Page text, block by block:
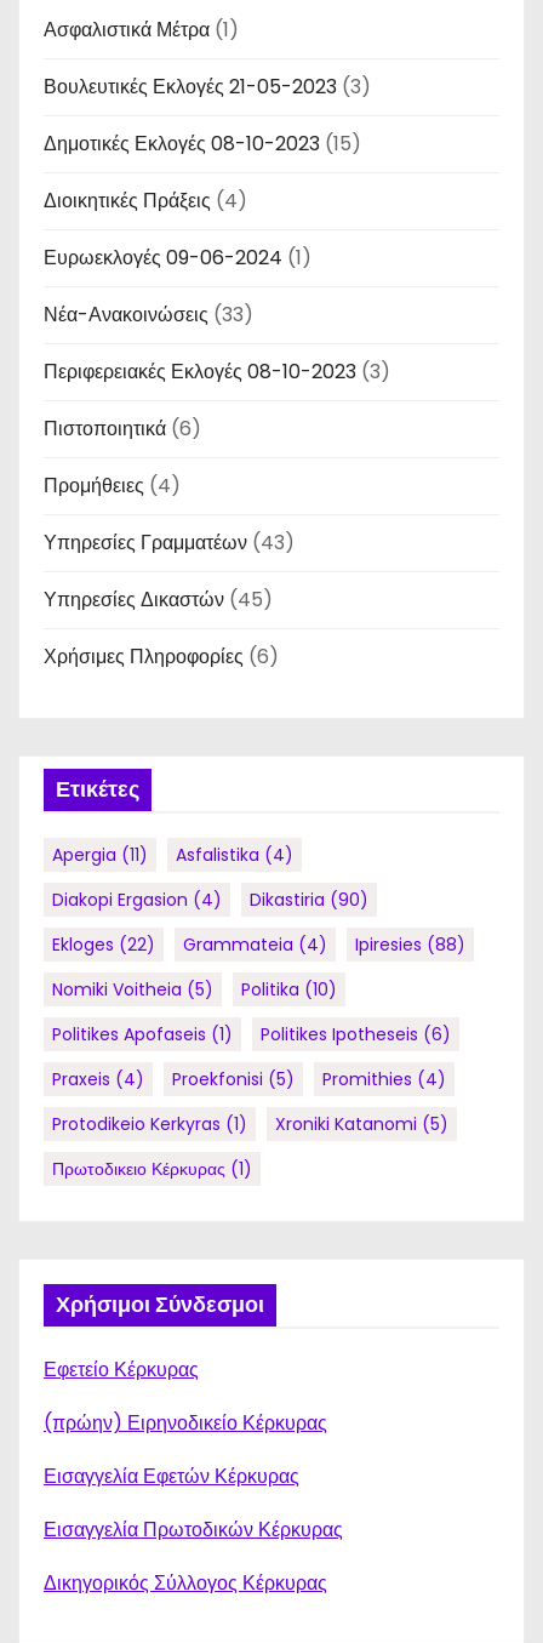
Ασφαλιστικά Μέτρα (1)
Βουλευτικές Εκλογές 21-05-2023 (3)
Δημοτικές Εκλογές 08-10-2023 (15)
Διοικητικές Πράξεις (4)
Ευρωεκλογές 09-06-2024 (1)
Νέα-Ανακοινώσεις (33)
Περιφερειακές Εκλογές 08-10-2023 (3)
Πιστοποιητικά (6)
Προμήθειες (4)
Υπηρεσίες Γραμματέων (43)
Υπηρεσίες Δικαστών (45)
Χρήσιμες Πληροφορίες (6)
Ετικέτες
Apergia (11) Asfalistika (4)
Diakopi Ergasion (4) Dikastiria (90)
Ekloges (22) Grammateia (4) Ipiresies (88)
Nomiki Voitheia (5) Politika (10)
Politikes Apofaseis (1) Politikes Ipotheseis (6)
Praxeis (4) Proekfonisi (5) Promithies (4)
Protodikeio Kerkyras (1) Xroniki Katanomi (5)
Πρωτοδικειο Κέρκυρας (1)
Χρήσιμοι Σύνδεσμοι
Εφετείο Κέρκυρας
(πρώην) Ειρηνοδικείο Κέρκυρας
Εισαγγελία Εφετών Κέρκυρας
Εισαγγελία Πρωτοδικών Κέρκυρας
Δικηγορικός Σύλλογος Κέρκυρας